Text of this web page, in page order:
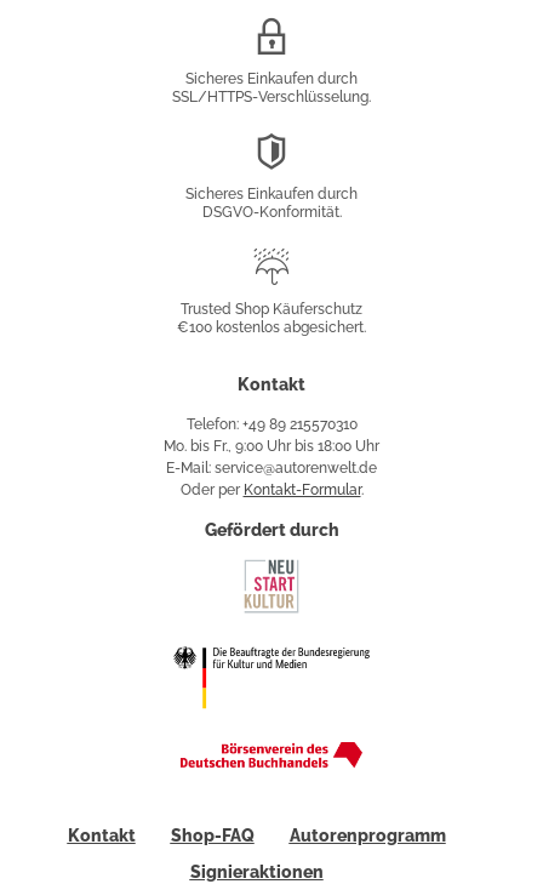
Sicheres Einkaufen durch
SSL/HTTPS-Verschlüsselung.
Sicheres Einkaufen durch
DSGVO-Konformität.
Käuferschutz
Trusted Shop Käuferschutz
€100 kostenlos abgesichert.
Kontakt
Telefon: +49 89 215570310
Mo. bis Fr., 9:00 Uhr bis 18:00 Uhr
E-Mail: service@autorenwelt.de
Oder per Kontakt-Formular.
Gefördert durch
Kontakt Shop-FAQ
Autorenprogramm
Signieraktionen